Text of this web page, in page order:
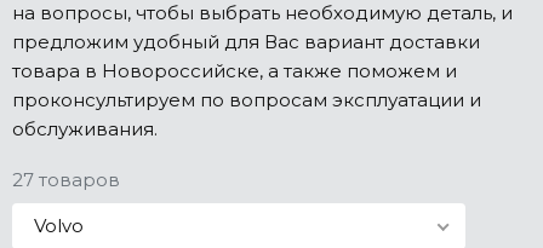
на вопросы, чтобы выбрать необходимую деталь, и
предложим удобный для Вас вариант доставки
товара в Новороссийске, а также поможем и
проконсультируем по вопросам эксплуатации и
обслуживания.
27 товаров
Volvo